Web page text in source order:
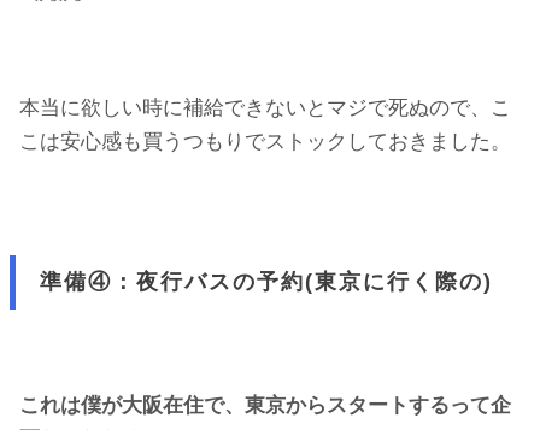
本当に欲しい時に補給できないとマジで死ぬので、こ
こは安心感も買うつもりでストックしておきました。
準備④：夜行バスの予約(東京に行く際の)
これは僕が大阪在住で、東京からスタートするって企